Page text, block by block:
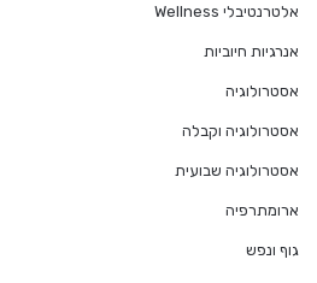
אלטרנטיבלי Wellness
אנרגיות חיוביות
אסטרולוגיה
אסטרולוגיה וקבלה
אסטרולוגיה שבועית
ארומתרפיה
גוף ונפש